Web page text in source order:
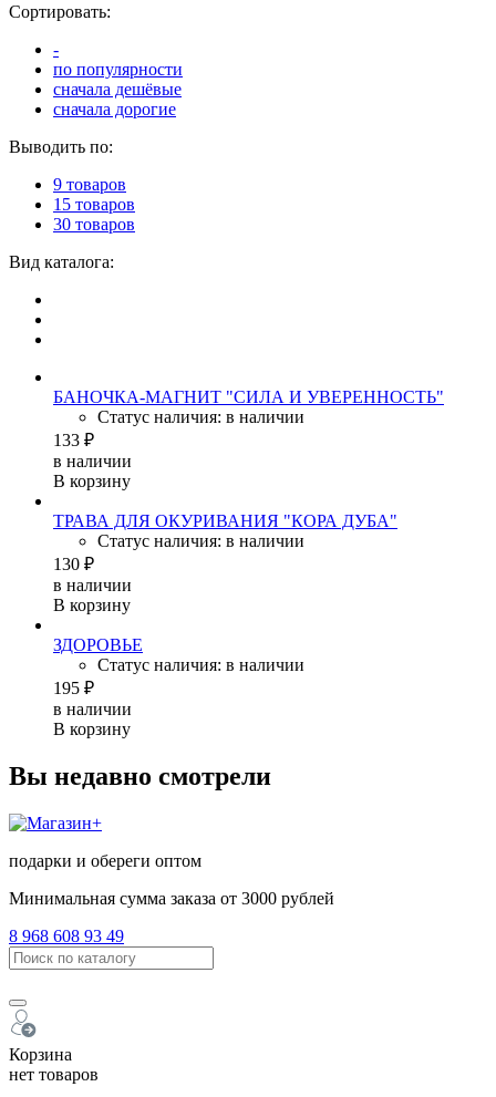
Сортировать:
-
по популярности
сначала дешёвые
сначала дорогие
Выводить по:
9 товаров
15 товаров
30 товаров
Вид каталога:
БАНОЧКА-МАГНИТ "СИЛА И УВЕРЕННОСТЬ"
Статус наличия: в наличии
133 ₽
в наличии
В корзину
ТРАВА ДЛЯ ОКУРИВАНИЯ "КОРА ДУБА"
Статус наличия: в наличии
130 ₽
в наличии
В корзину
ЗДОРОВЬЕ
Статус наличия: в наличии
195 ₽
в наличии
В корзину
Вы недавно смотрели
подарки и обереги оптом
Минимальная сумма заказа от 3000 рублей
8 968 608 93 49
Корзина
нет товаров